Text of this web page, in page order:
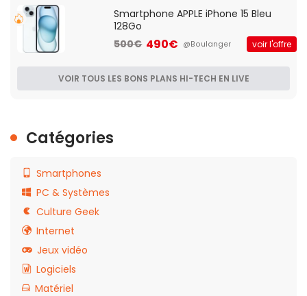
Smartphone APPLE iPhone 15 Bleu
128Go
500€ 490€ @Boulanger voir l'offre
VOIR TOUS LES BONS PLANS HI-TECH EN LIVE
Catégories
Smartphones
PC & Systèmes
Culture Geek
Internet
Jeux vidéo
Logiciels
Matériel